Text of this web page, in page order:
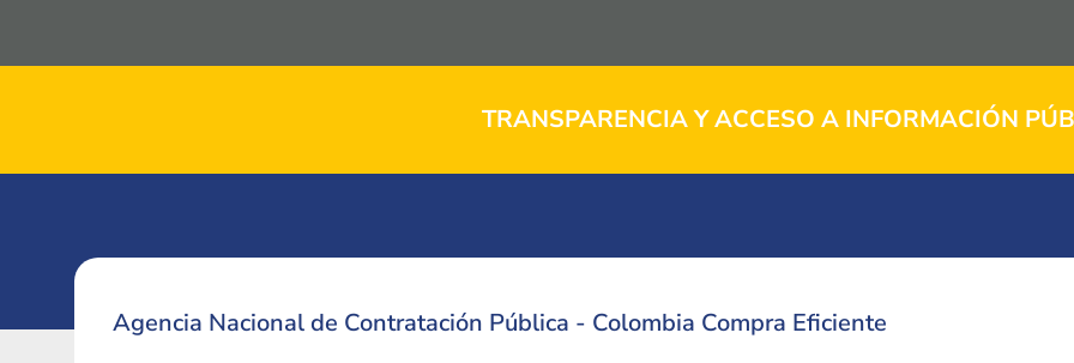
TRANSPARENCIA Y ACCESO A INFORMACIÓN
Agencia Nacional de Contratación Pública - Colombia Compra Eficiente